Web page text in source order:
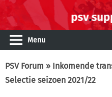
Menu
PSV Forum » Inkomende
Selectie seizoen 2021/22